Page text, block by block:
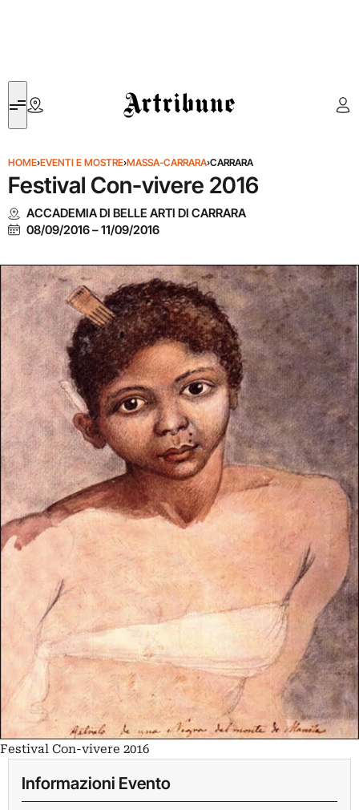
Artribune
HOME›EVENTI E MOSTRE›MASSA-CARRARA›CARRARA
Festival Con-vivere 2016
ACCADEMIA DI BELLE ARTI DI CARRARA
08/09/2016–11/09/2016
Festival Con-vivere 2016
Informazioni Evento